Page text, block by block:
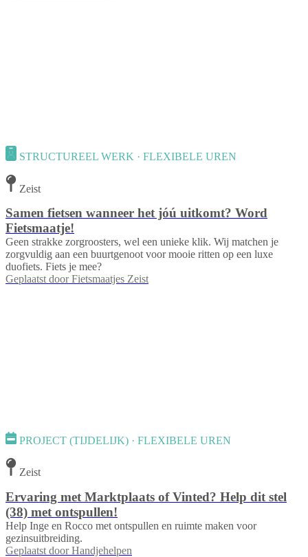
STRUCTUREEL WERK · FLEXIBELE UREN
Zeist
Samen fietsen wanneer het jóú uitkomt? Word
Fietsmaatje!
Geen strakke zorgroosters, wel een unieke klik. Wij matchen je
zorgvuldig aan een buurtgenoot voor mooie ritten op een luxe
duofiets. Fiets je mee?
Geplaatst door Fietsmaatjes Zeist
PROJECT (TIJDELIJK) · FLEXIBELE UREN
Zeist
Ervaring met Marktplaats of Vinted? Help dit stel
(38) met ontspullen!
Help Inge en Rocco met ontspullen en ruimte maken voor
gezinsuitbreiding.
Geplaatst door Handjehelpen